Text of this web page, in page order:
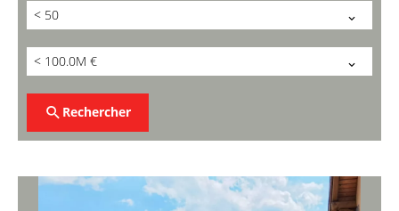
< 50
< 100.0M €
Rechercher